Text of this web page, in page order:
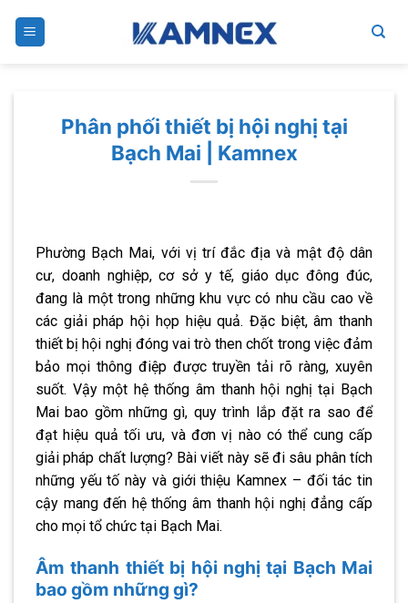
Phân phối thiết bị hội nghị tại
Bạch Mai | Kamnex
Phường Bạch Mai, với vị trí đắc địa và mật độ dân
cư, doanh nghiệp, cơ sở y tế, giáo dục đông đúc,
đang là một trong những khu vực có nhu cầu cao về
các giải pháp hội họp hiệu quả. Đặc biệt, âm thanh
thiết bị hội nghị đóng vai trò then chốt trong việc đảm
bảo mọi thông điệp được truyền tải rõ ràng, xuyên
suốt. Vậy một hệ thống âm thanh hội nghị tại Bạch
Mai bao gồm những gì, quy trình lắp đặt ra sao để
đạt hiệu quả tối ưu, và đơn vị nào có thể cung cấp
giải pháp chất lượng? Bài viết này sẽ đi sâu phân tích
những yếu tố này và giới thiệu Kamnex – đối tác tin
cậy mang đến hệ thống âm thanh hội nghị đẳng cấp
cho mọi tổ chức tại Bạch Mai.
Âm thanh thiết bị hội nghị tại Bạch Mai
bao gồm những gì?